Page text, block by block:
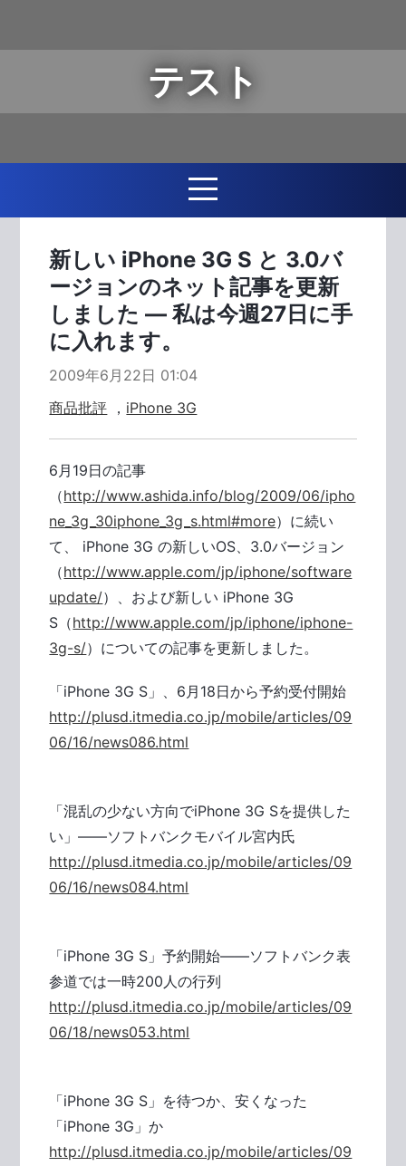
テスト
新しい iPhone 3G S と 3.0バ
ージョンのネット記事を更新
しました ― 私は今週27日に手
に入れます。
2009年6月22日 01:04
商品批評 ， iPhone 3G
6月19日の記事
（http://www.ashida.info/blog/2009/06/ipho
ne_3g_30iphone_3g_s.html#more）に続い
て、 iPhone 3G の新しいOS、3.0バージョン
（http://www.apple.com/jp/iphone/software
update/）、および新しい iPhone 3G
S（http://www.apple.com/jp/iphone/iphone-
3g-s/）についての記事を更新しました。
「iPhone 3G S」、6月18日から予約受付開始
http://plusd.itmedia.co.jp/mobile/articles/09
06/16/news086.html
「混乱の少ない方向でiPhone 3G Sを提供した
い」――ソフトバンクモバイル宮内氏
http://plusd.itmedia.co.jp/mobile/articles/09
06/16/news084.html
「iPhone 3G S」予約開始――ソフトバンク表
参道では一時200人の行列
http://plusd.itmedia.co.jp/mobile/articles/09
06/18/news053.html
「iPhone 3G S」を待つか、安くなった
「iPhone 3G」か
http://plusd.itmedia.co.jp/mobile/articles/09